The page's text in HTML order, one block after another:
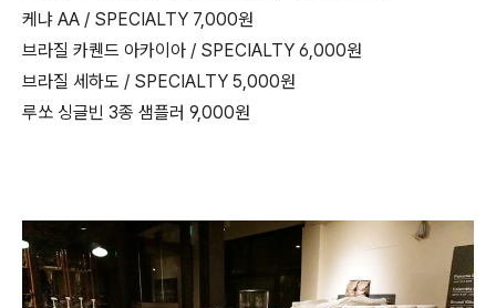
케냐 AA / SPECIALTY 7,000원
브라질 카퀜드 아카이아 / SPECIALTY 6,000원
브라질 세하도 / SPECIALTY 5,000원
루쏘 싱글빈 3종 샘플러 9,000원